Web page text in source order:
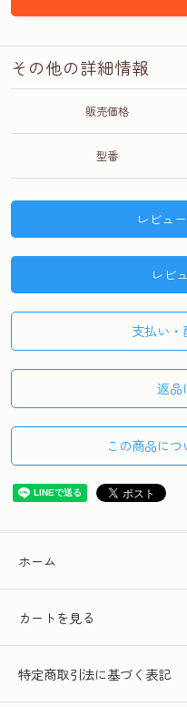
その他の詳細情報
販売価格
型番
レビュ
レビ
支払い・
返品
この商品に
ホーム
カートを見る
特定商取引法に基づく表記